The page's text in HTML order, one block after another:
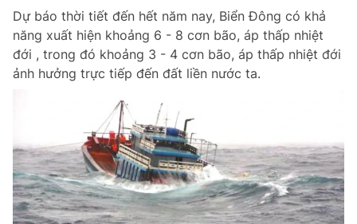
Dự báo thời tiết đến hết năm nay, Biển Đông có khả
năng xuất hiện khoảng 6 - 8 cơn bão, áp thấp nhiệt
đới , trong đó khoảng 3 - 4 cơn bão, áp thấp nhiệt đới
ảnh hưởng trực tiếp đến đất liền nước ta.